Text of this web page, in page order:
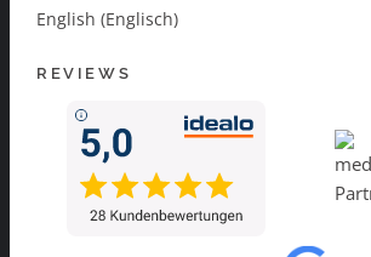
English (Englisch)
REVIEWS